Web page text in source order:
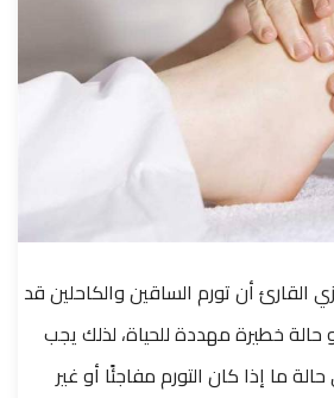
القارئ أن تورم الساقين والكاحلين قد
خطيرة مهددة للحياة، لذلك يجب
ما إذا كان التورم مفاجئًا أو غير